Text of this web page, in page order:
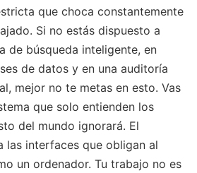
que choca constantemente
Si no estás dispuesto a
de búsqueda inteligente, en
de datos y en una auditoría
mejor no te metas en esto. Vas
que solo entienden los
del mundo ignorará. El
las interfaces que obligan al
un ordenador. Tu trabajo no es